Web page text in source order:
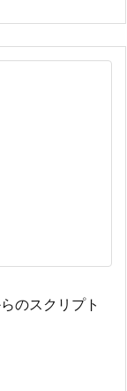

次へ
のスクリプト